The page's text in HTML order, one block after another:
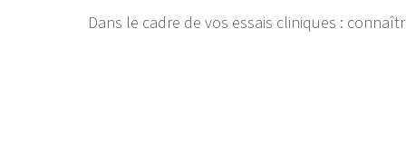
Dans le cadre de vos essais cliniques :